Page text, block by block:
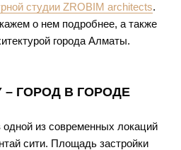
студии ZROBIM architects.
о нем подробнее, а также
города Алматы.
– ГОРОД В ГОРОДЕ
из современных локаций
сити. Площадь застройки